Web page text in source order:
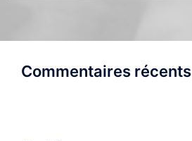
Commentaires récents